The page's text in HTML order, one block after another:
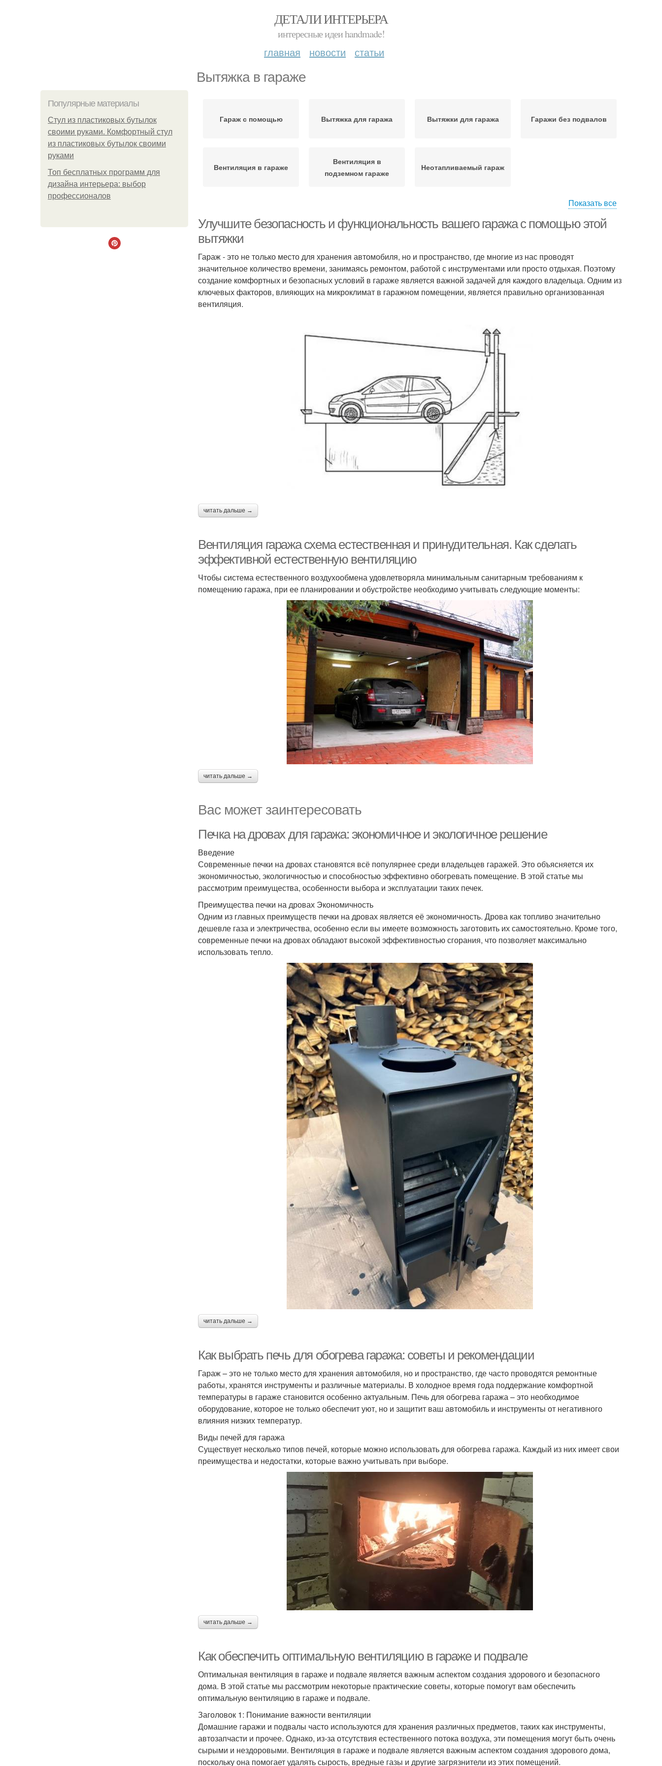
ДЕТАЛИ ИНТЕРЬЕРА
интересные идеи handmade!
главная новости статьи
Вытяжка в гараже
Популярные материалы
Стул из пластиковых бутылок
своими руками. Комфортный стул
из пластиковых бутылок своими
руками
Топ бесплатных программ для
дизайна интерьера: выбор
профессионалов
Гараж с помощью Вытяжка для гаража Вытяжки для гаража Гаражи без подвалов
Вентиляция в гараже
Вентиляция в
подземном гараже
Неотапливаемый гараж
Показать все
Улучшите безопасность и функциональность вашего гаража с помощью этой
вытяжки
Гараж - это не только место для хранения автомобиля, но и пространство, где многие из нас проводят
значительное количество времени, занимаясь ремонтом, работой с инструментами или просто отдыхая. Поэтому
создание комфортных и безопасных условий в гараже является важной задачей для каждого владельца. Одним из
ключевых факторов, влияющих на микроклимат в гаражном помещении, является правильно организованная
вентиляция.
читать дальше →
Вентиляция гаража схема естественная и принудительная. Как сделать
эффективной естественную вентиляцию
Чтобы система естественного воздухообмена удовлетворяла минимальным санитарным требованиям к
помещению гаража, при ее планировании и обустройстве необходимо учитывать следующие моменты:
читать дальше →
Вас может заинтересовать
Печка на дровах для гаража: экономичное и экологичное решение
Введение
Современные печки на дровах становятся всё популярнее среди владельцев гаражей. Это объясняется их
экономичностью, экологичностью и способностью эффективно обогревать помещение. В этой статье мы
рассмотрим преимущества, особенности выбора и эксплуатации таких печек.
Преимущества печки на дровах Экономичность
Одним из главных преимуществ печки на дровах является её экономичность. Дрова как топливо значительно
дешевле газа и электричества, особенно если вы имеете возможность заготовить их самостоятельно. Кроме того,
современные печки на дровах обладают высокой эффективностью сгорания, что позволяет максимально
использовать тепло.
читать дальше →
Как выбрать печь для обогрева гаража: советы и рекомендации
Гараж – это не только место для хранения автомобиля, но и пространство, где часто проводятся ремонтные
работы, хранятся инструменты и различные материалы. В холодное время года поддержание комфортной
температуры в гараже становится особенно актуальным. Печь для обогрева гаража – это необходимое
оборудование, которое не только обеспечит уют, но и защитит ваш автомобиль и инструменты от негативного
влияния низких температур.
Виды печей для гаража
Существует несколько типов печей, которые можно использовать для обогрева гаража. Каждый из них имеет свои
преимущества и недостатки, которые важно учитывать при выборе.
читать дальше →
Как обеспечить оптимальную вентиляцию в гараже и подвале
Оптимальная вентиляция в гараже и подвале является важным аспектом создания здорового и безопасного
дома. В этой статье мы рассмотрим некоторые практические советы, которые помогут вам обеспечить
оптимальную вентиляцию в гараже и подвале.
Заголовок 1: Понимание важности вентиляции
Домашние гаражи и подвалы часто используются для хранения различных предметов, таких как инструменты,
автозапчасти и прочее. Однако, из-за отсутствия естественного потока воздуха, эти помещения могут быть очень
сырыми и нездоровыми. Вентиляция в гараже и подвале является важным аспектом создания здорового дома,
поскольку она помогает удалять сырость, вредные газы и другие загрязнители из этих помещений.